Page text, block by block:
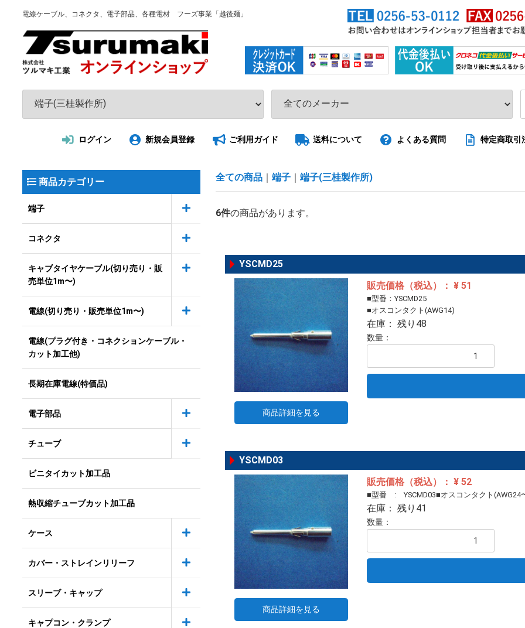
電線ケーブル、コネクタ、電子部品、各種電材 フーズ事業「越後麺」
ログイン 新規会員登録 ご利用ガイド 送料について よくある質問 特定商取引
商品カテゴリー
端子
コネクタ
キャブタイヤケーブル(切り売り・販
売単位1m〜)
電線(切り売り・販売単位1m〜)
電線(プラグ付き・コネクションケーブル・
カット加工他)
長期在庫電線(特価品)
電子部品
チューブ
ビニタイカット加工品
熱収縮チューブカット加工品
ケース
カバー・ストレインリリーフ
スリーブ・キャップ
キャプコン・クランプ
全ての商品 端子 端子(三桂製作所)
6件の商品があります。
YSCMD25
商品詳細を見る
販売価格（税込）： ¥ 51
■型番：YSCMD25
■オスコンタクト(AWG14)
在庫： 残り48
数量：
YSCMD03
商品詳細を見る
販売価格（税込）： ¥ 52
■型番 : YSCMD03■オスコンタクト(AWG24
在庫： 残り41
数量：